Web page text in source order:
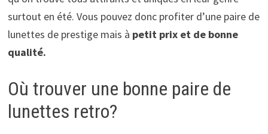
surtout en été. Vous pouvez donc profiter d’une paire de
lunettes de prestige mais à petit prix et de bonne
qualité.
Où trouver une bonne paire de
lunettes retro?